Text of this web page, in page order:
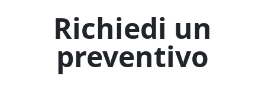
Richiedi un
preventivo